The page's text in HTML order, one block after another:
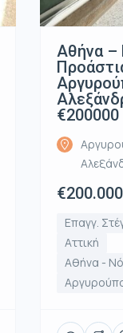
Αθήνα –
€200000
€200.000
Επαγγ.
Αττική
Αθήνα -